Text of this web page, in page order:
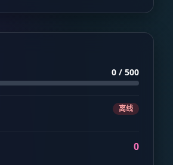
0 / 500
离线
0